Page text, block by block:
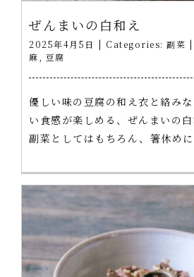
ぜんまいの白和え
2025年4月5日 | Categories: 副菜 |
麻
豆腐
優しい味の豆腐の和え衣と絡み
い食感が楽しめる、ぜんまいの
副菜としてはもちろん、箸休めに